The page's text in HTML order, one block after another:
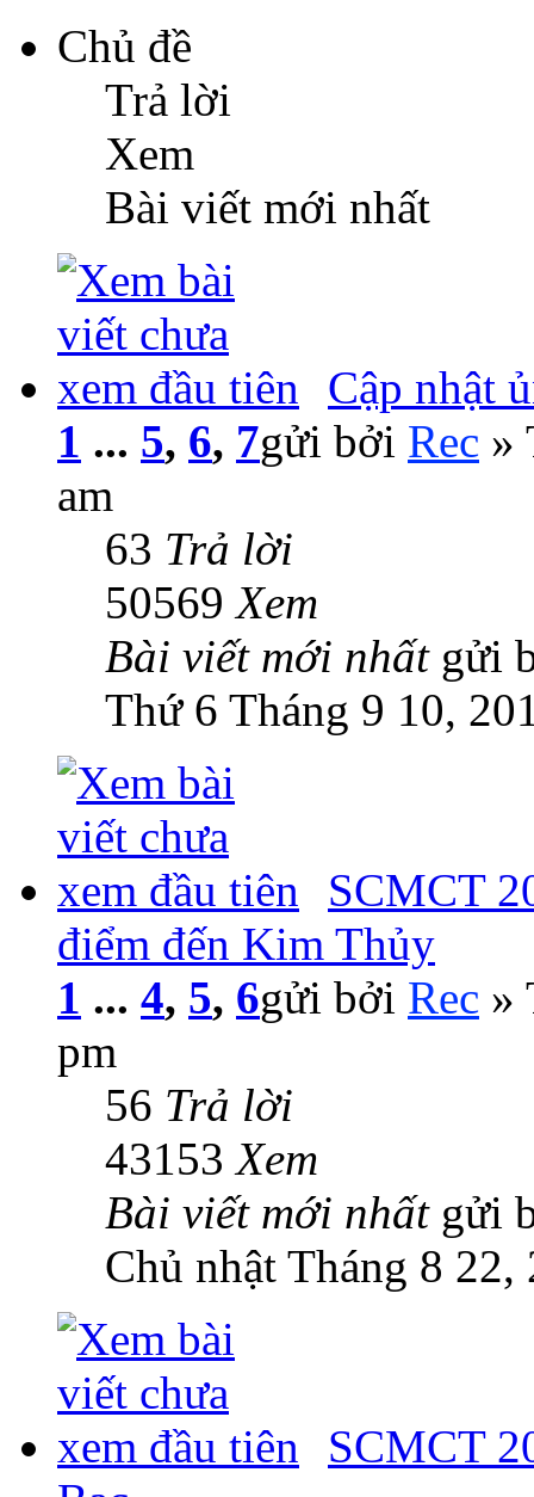
Chủ đề
Trả lời
Xem
Bài viết mới nhất
Cập nhật
1 ... 5, 6, 7gửi bởi Rec »
am
63 Trả lời
50569Xem
Bài viết mới nhất gửi
Thứ 6 Tháng 9 10,
SCMCT
điểm đến Kim Thủy
1 ... 4, 5, 6gửi bởi Rec »
pm
56 Trả lời
43153Xem
Bài viết mới nhất gửi
Chủ nhật Tháng 8 22,
SCMCT